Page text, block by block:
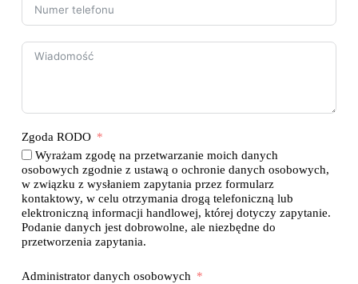
Zgoda RODO
Wyrażam zgodę na przetwarzanie moich danych
osobowych zgodnie z ustawą o ochronie danych osobowych,
w związku z wysłaniem zapytania przez formularz
kontaktowy, w celu otrzymania drogą telefoniczną lub
elektroniczną informacji handlowej, której dotyczy zapytanie.
Podanie danych jest dobrowolne, ale niezbędne do
przetworzenia zapytania.
Administrator danych osobowych